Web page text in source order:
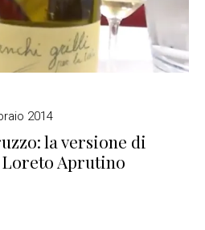
2014
la versione di
Aprutino